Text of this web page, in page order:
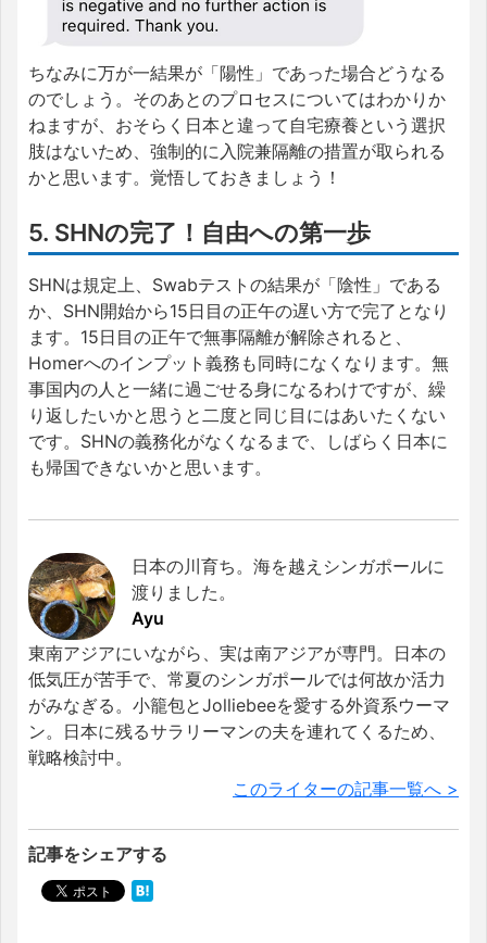
ちなみに万が一結果が「陽性」であった場合どうなる
のでしょう。そのあとのプロセスについてはわかりか
ねますが、おそらく日本と違って自宅療養という選択
肢はないため、強制的に入院兼隔離の措置が取られる
かと思います。覚悟しておきましょう！
5. SHNの完了！自由への第一歩
SHNは規定上、Swabテストの結果が「陰性」である
か、SHN開始から15日目の正午の遅い方で完了となり
ます。15日目の正午で無事隔離が解除されると、
Homerへのインプット義務も同時になくなります。無
事国内の人と一緒に過ごせる身になるわけですが、繰
り返したいかと思うと二度と同じ目にはあいたくない
です。SHNの義務化がなくなるまで、しばらく日本に
も帰国できないかと思います。
日本の川育ち。海を越えシンガポールに
渡りました。
Ayu
東南アジアにいながら、実は南アジアが専門。日本の
低気圧が苦手で、常夏のシンガポールでは何故か活力
がみなぎる。小籠包とJolliebeeを愛する外資系ウーマ
ン。日本に残るサラリーマンの夫を連れてくるため、
戦略検討中。
このライターの記事一覧へ >
記事をシェアする